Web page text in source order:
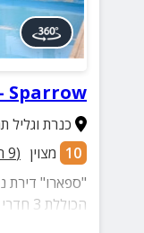
Sparrow - ספארו חופשה בעמק
כנרת וגליל
10 מצוין (
9
"ספארו" דירת
בריכה